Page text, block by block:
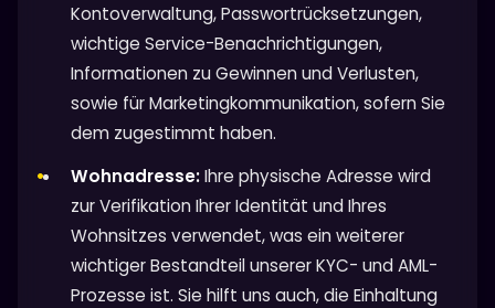
Kontoverwaltung, Passwortrücksetzungen,
wichtige Service-Benachrichtigungen,
Informationen zu Gewinnen und Verlusten,
sowie für Marketingkommunikation, sofern Sie
dem zugestimmt haben.
Wohnadresse:Ihre physische Adresse wird
zur Verifikation Ihrer Identität und Ihres
Wohnsitzes verwendet, was ein weiterer
wichtiger Bestandteil unserer KYC- und AML-
Prozesse ist. Sie hilft uns auch, die Einhaltung